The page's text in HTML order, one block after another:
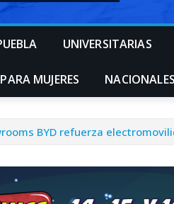
UNIVERSITARIAS
MUJERES NACIONALES
BYD refuerza